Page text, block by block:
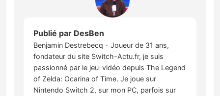
Publié par DesBen
Benjamin Destrebecq - Joueur de 31 ans,
fondateur du site Switch-Actu.fr, je suis
passionné par le jeu-vidéo depuis The Legend
of Zelda: Ocarina of Time. Je joue sur
Nintendo Switch 2, sur mon PC, parfois sur